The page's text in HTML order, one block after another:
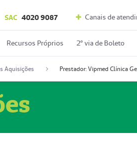
SAC 4020 9087 Canais de
Recursos Próprios 2º via de Boleto
Aquisições